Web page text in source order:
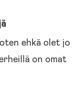
ehkä olet jo
on omat